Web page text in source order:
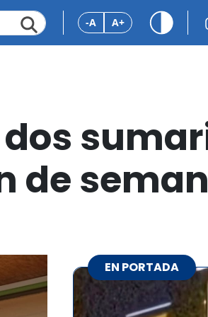
-A A+
de
EN PORTADA